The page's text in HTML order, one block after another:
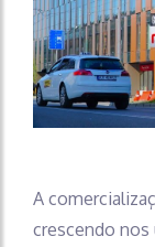
A
crescendo nos